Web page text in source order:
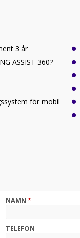
3 år
ASSIST 360?
för mobil
NAMN *
TELEFON